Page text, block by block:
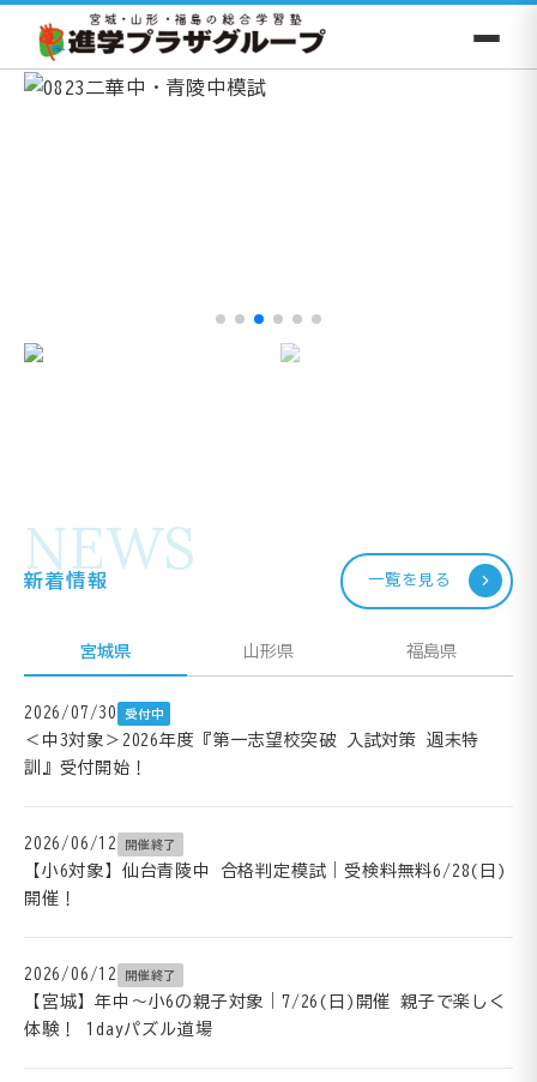
NEWS
新着情報 一覧を見る
宮城県 山形県 福島県
2026/07/30 受付中
＜中3対象＞2026年度『第一志望校突破 入試対策 週末特
訓』受付開始！
2026/06/12 開催終了
【小6対象】仙台青陵中 合格判定模試｜受検料無料6/28(日)
開催！
2026/06/12 開催終了
【宮城】年中～小6の親子対象｜7/26(日)開催 親子で楽しく
体験！ 1dayパズル道場